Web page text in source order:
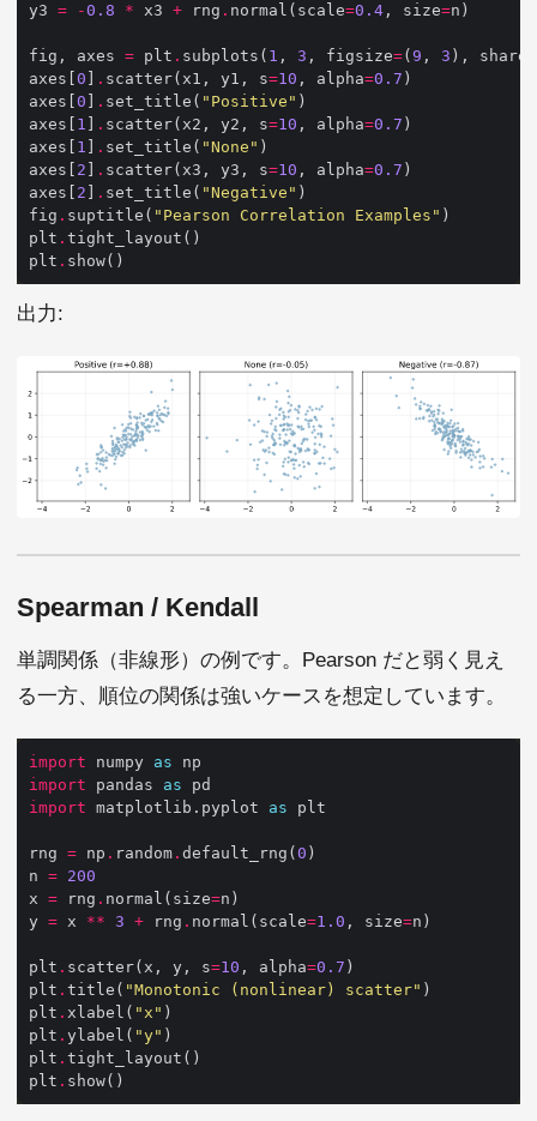
y3 = -0.8 * x3 + rng . normal(scale=0.4 , size=
fig, axes = plt . subplots( 1 , 3 , figsize=( 9 , 3 ), sharex
axes[ 0 . scatter(x1, y1, s=10 , alpha=0.7
axes[ 0 . set_title( "Positive"
axes[ 1 . scatter(x2, y2, s=10 , alpha=0.7
axes[ 1 . set_title( "None"
axes[ 2 . scatter(x3, y3, s=10 , alpha=0.7
axes[ 2 . set_title( "Negative"
fig . suptitle( "Pearson Correlation Examples"
plt .
plt .
出力:
Spearman / Kendall
単調関係（非線形）の例です。Pearson だと弱く見え
る一方、順位の関係は強いケースを想定しています。
import numpy as
import pandas as
import matplotlib.pyplot as
rng = np . random . default_rng( 0
n = 200
x = rng . normal(size=
y = x ** 3 + rng . normal(scale=1.0 , size=
plt . scatter(x, y, s=10 , alpha=0.7
plt . title( "Monotonic (nonlinear) scatter"
plt . xlabel( "x"
plt . ylabel( "y"
plt .
plt .